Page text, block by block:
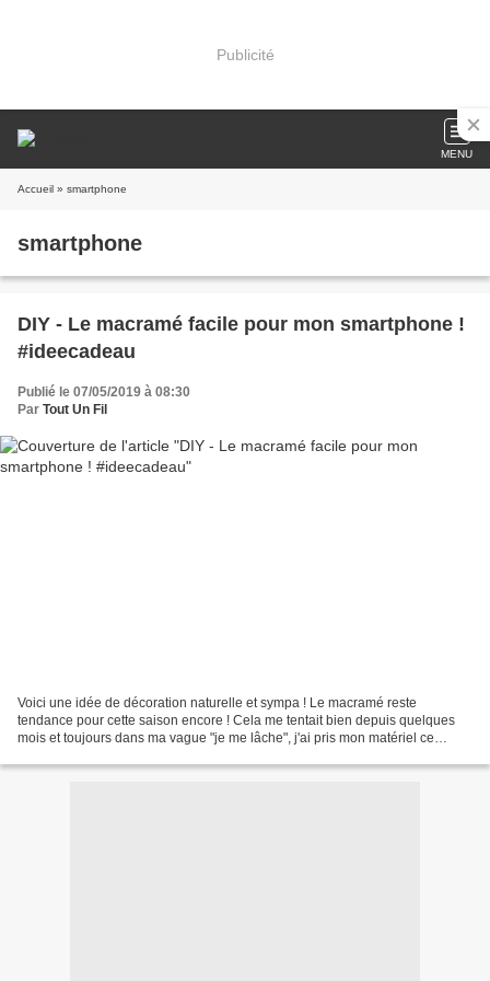
Publicité
MENU
Accueil » smartphone
smartphone
DIY - Le macramé facile pour mon smartphone !
#ideecadeau
Publié le 07/05/2019 à 08:30
Par Tout Un Fil
Voici une idée de décoration naturelle et sympa ! Le macramé reste
tendance pour cette saison encore ! Cela me tentait bien depuis quelques
mois et toujours dans ma vague "je me lâche", j'ai pris mon matériel ce